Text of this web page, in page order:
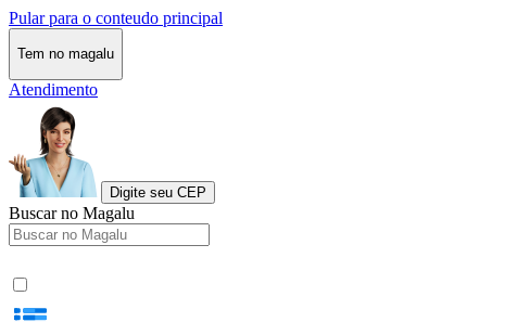
Pular para o conteudo principal
Tem no magalu
Atendimento
Digite seu CEP
Buscar no Magalu